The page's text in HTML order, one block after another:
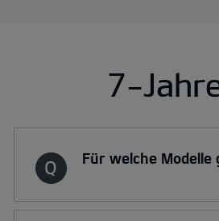
7-
Für welche